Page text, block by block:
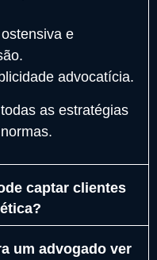
e
advocatícia.
as estratégias
captar clientes
um advogado ver